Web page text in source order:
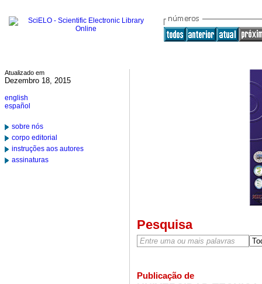
Atualizado em
Dezembro 18, 2015
english
español
sobre nós
corpo editorial
instruções aos autores
assinaturas
Pesquisa
Publicação de